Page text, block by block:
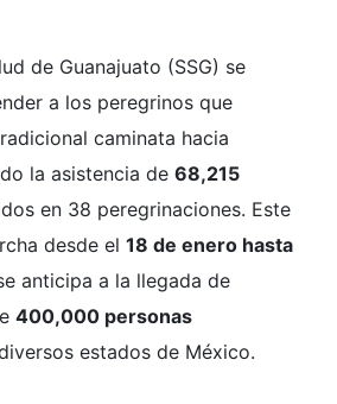
de Guanajuato (SSG) se
a los peregrinos que
caminata hacia
la asistencia de 68,215
en 38 peregrinaciones. Este
desde el 18 de enero hasta
anticipa a la llegada de
400,000 personas
estados de México.